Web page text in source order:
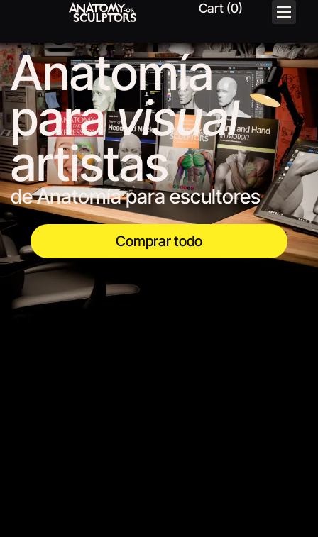
Anatomía
paravisual
artistas
de Anatomía para escultores
Comprar todo